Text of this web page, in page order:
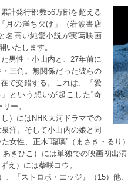
計発行部数56万部を超える
月の満ち欠け」（岩波書店
名高い純愛小説が実写映画
いたします。
男性・小山内と、27年前に
三角。無関係だった彼らの
で交錯する。これは、「愛
という想いが起こした”奇
ー。
）にはNHK大河ドラマでの
洋。そして小山内の娘と同
女性、正木”瑠璃”（まさき・るり
きひこ）には単独での映画初出
え）には柴咲コウ。
、『ストロボ・エッジ』（15）他